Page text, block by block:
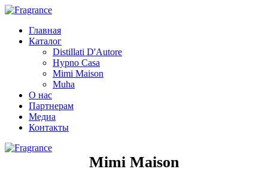
Главная
Каталог
Distillati D'Autore
Hypno Casa
Mimi Maison
Muha
О нас
Партнерам
Медиа
Контакты
Mimi Maison